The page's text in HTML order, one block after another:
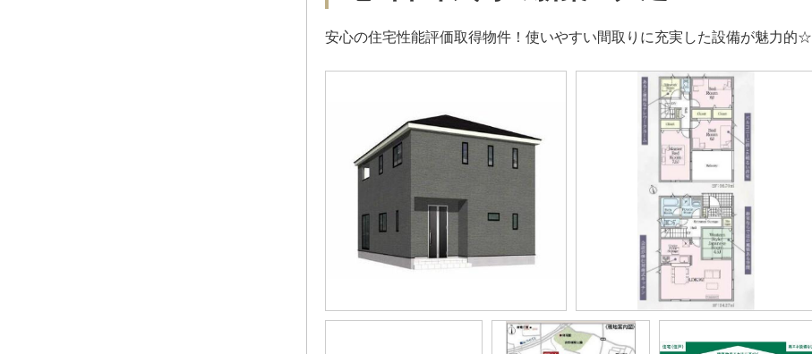
安心の住宅性能評価取得物件！使いやすい間取りに充実した設備が魅力的☆